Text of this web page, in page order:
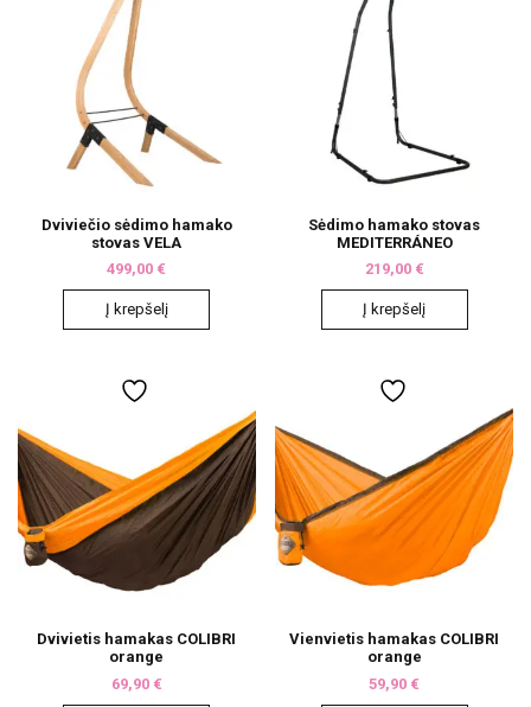
Dviviečio sėdimo hamako
stovas VELA
499,00 €
Į krepšelį
Sėdimo hamako stovas
MEDITERRÁNEO
219,00 €
Į krepšelį
Dvivietis hamakas COLIBRI
orange
69,90 €
Vienvietis hamakas COLIBRI
orange
59,90 €